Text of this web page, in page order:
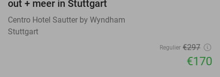
out + meer in Stuttgart
Centro Hotel Sautter by Wyndham
Stuttgart
Regulier €297
€170